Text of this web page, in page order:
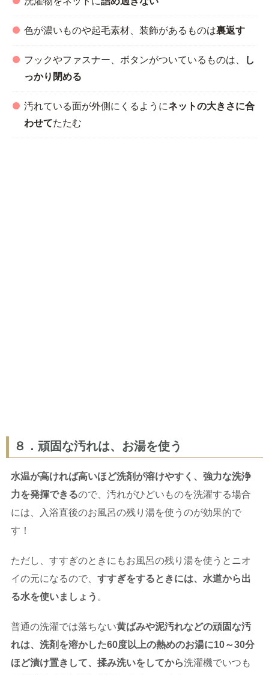
色が濃いものや起毛素材、装飾があるものは裏返す
フックやファスナー、ボタンがついているものは、
し
っかり閉める
汚れている面が外側にくるようにネットの大きさに合
わせてたたむ
８．頑固な汚れは、お湯を使う
水温が高ければ高いほど洗剤が溶けやすく、強力な洗浄
力を発揮できるので、汚れがひどいものを洗濯する場合
には、入浴直後のお風呂の残り湯を使うのが効果的で
す！
ただし、すすぎのときにもお風呂の残り湯を使うとニオ
イの元になるので、 すすぎをするときには、水道から出
る水を使いましょう 。
普通の洗濯では落ちない黄ばみや泥汚れなどの頑固な汚
れは、洗剤を溶かした60度以上の熱めのお湯に10～30分
ほど漬け置きして、揉み洗いをしてから洗濯機でいつも